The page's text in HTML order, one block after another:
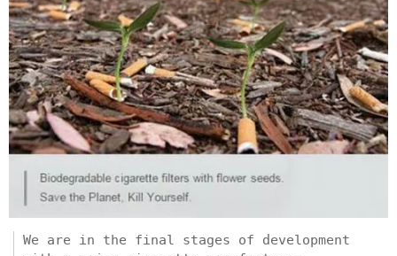
We are in the final stages of development